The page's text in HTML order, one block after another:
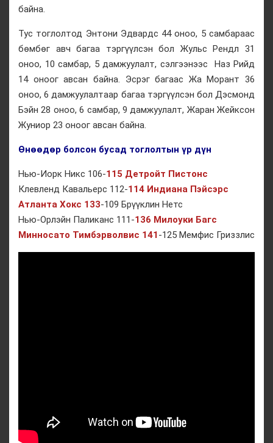
байна.
Тус тоглолтод Энтони Эдвардс 44 оноо, 5 самбараас
бөмбөг авч багаа тэргүүлсэн бол Жульс Рендл 31
оноо, 10 самбар, 5 дамжуулалт, сэлгээнээс Наз Рийд
14 оноог авсан байна. Эсрэг багаас Жа Морант 36
оноо, 6 дамжуулалтаар багаа тэргүүлсэн бол Дэсмонд
Бэйн 28 оноо, 6 самбар, 9 дамжуулалт, Жаран Жейксон
Жуниор 23 оноог авсан байна.
Өнөөдөр болсон бусад тоглолтын үр дүн
Нью-Иорк Никс 106-115 Детройт Пистонс
Клевленд Кавальерс 112-114 Индиана Пэйсэрс
Атланта Хокс 133-109 Брүүклин Нетс
Нью-Орлэйн Паликанс 111-136 Милоуки Багс
Минносато Тимбэрволвис 141-125 Мемфис Гриззлис